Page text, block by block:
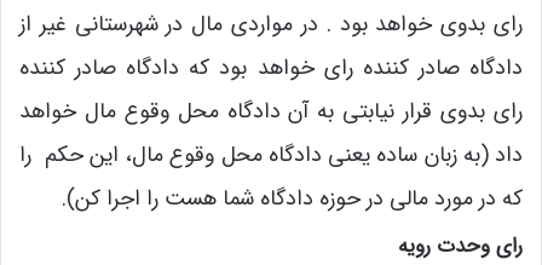
رای بدوی خواهد بود . در مواردی مال در شهرستانی غیر از
دادگاه صادر کننده رای خواهد بود که دادگاه صادر کننده
رای بدوی قرار نیابتی به آن دادگاه محل وقوع مال خواهد
داد (به زبان ساده یعنی دادگاه محل وقوع مال، این حکم را
که در مورد مالی در حوزه دادگاه شما هست را اجرا کن).
رای وحدت رویه